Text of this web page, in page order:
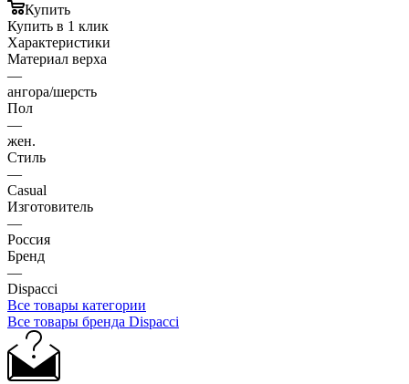
Купить
Купить в 1 клик
Характеристики
Материал верха
—
ангора/шерсть
Пол
—
жен.
Стиль
—
Casual
Изготовитель
—
Россия
Бренд
—
Dispacci
Все товары категории
Все товары бренда Dispacci